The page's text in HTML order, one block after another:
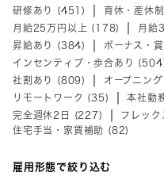
研修あり (451)
育休・産休
月給25万円以上 (178)
月給
昇給あり (384)
ボーナス・
インセンティブ・歩合あり
社割あり (809)
オープニン
リモートワーク (35)
本社勤
完全週休2日 (227)
フレッ
住宅手当・家賃補助 (82)
雇用形態で絞り込む